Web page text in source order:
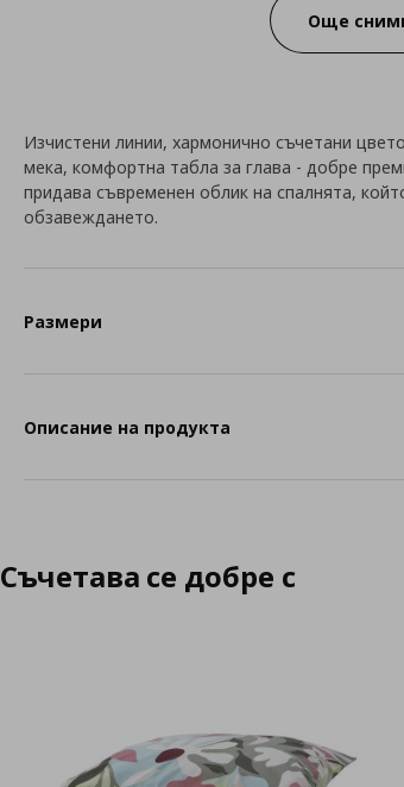
Още
Изчистени линии, хармонично съчетани
мека, комфортна табла за глава - добре
придава съвременен облик на спалнята,
обзавеждането.
Размери
Описание на продукта
Съчетава се добре с